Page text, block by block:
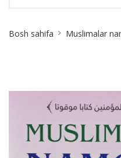
Breadcrumb
Bosh sahifa Muslimalar